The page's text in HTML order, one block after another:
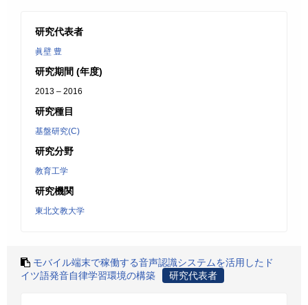
研究代表者
眞壁 豊
研究期間 (年度)
2013 – 2016
研究種目
基盤研究(C)
研究分野
教育工学
研究機関
東北文教大学
モバイル端末で稼働する音声認識システムを活用したド
イツ語発音自律学習環境の構築
研究代表者